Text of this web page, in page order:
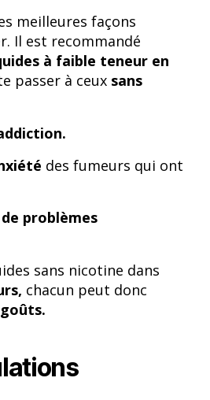
meilleures façons
Il est recommandé
à faible teneur en
passer à ceux sans
des fumeurs qui ont
problèmes
sans nicotine dans
chacun peut donc